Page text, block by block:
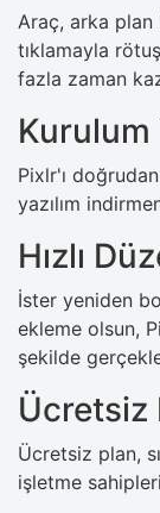
Araç, arka
tıklamayla
fazla zaman
Kurulum
Pixlr'ı
yazılım
Hızlı
İster yeniden
ekleme olsun,
şekilde
Ücretsiz
Ücretsiz plan,
işletme